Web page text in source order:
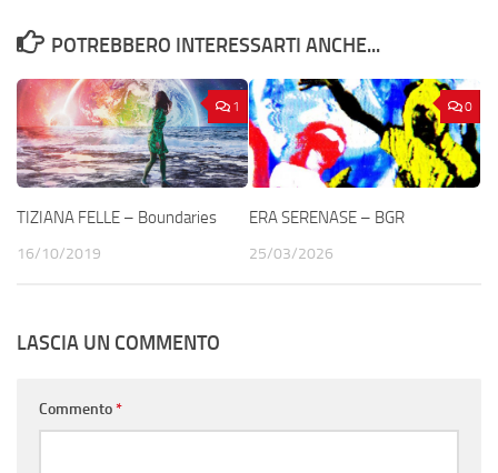
POTREBBERO INTERESSARTI ANCHE...
1
TIZIANA FELLE – Boundaries
16/10/2019
0
ERA SERENASE – BGR
25/03/2026
LASCIA UN COMMENTO
Commento*